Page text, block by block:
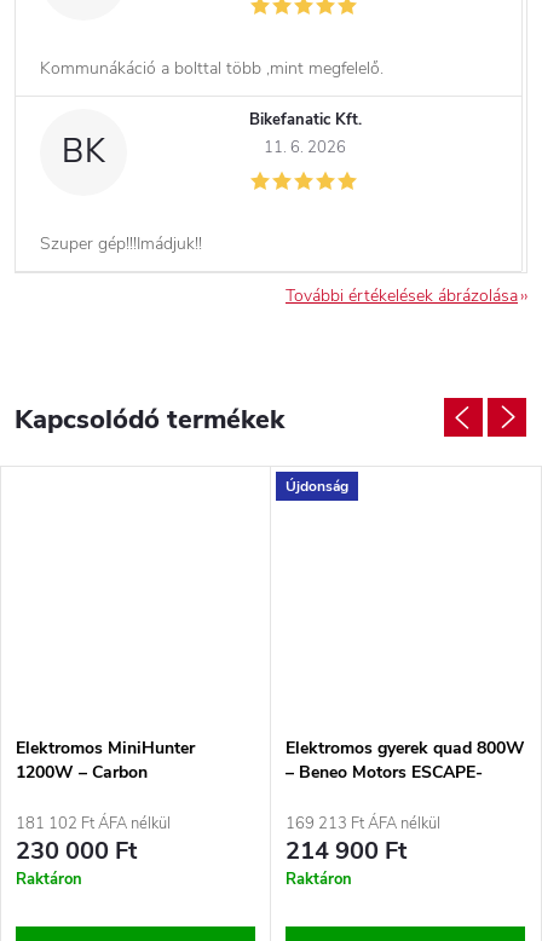
Kommunákáció a bolttal több ,mint megfelelő.
BK
Bikefanatic Kft.
11. 6. 2026
Szuper gép!!!Imádjuk!!
További értékelések ábrázolása
Kapcsolódó termékek
Elektromos MiniHunter
1200W – Carbon
181 102 Ft ÁFA nélkül
230 000 Ft
Raktáron
Újdonság
Elektromos gyerek quad 800W
– Beneo Motors ESCAPE-
169 213 Ft ÁFA nélkül
214 900 Ft
Raktáron